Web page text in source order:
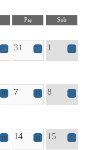
Pią
Sob
14 31 19 1 12
10 7 11 8 19
18 14 21 15 28